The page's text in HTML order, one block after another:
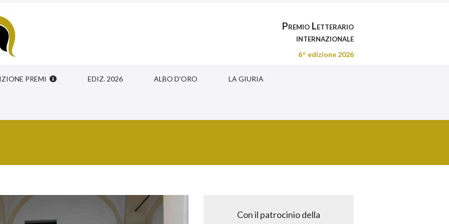
Premio Letterario
internazionale
6^ edizione 2026
PREMI EDIZ. 2026 ALBO D’ORO LA GIURIA
Con il patrocinio della